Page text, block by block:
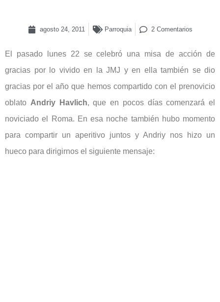
agosto 24, 2011 Parroquia 2 Comentarios
El pasado lunes 22 se celebró una misa de acción de
gracias por lo vivido en la JMJ y en ella también se dio
gracias por el año que hemos compartido con el prenovicio
oblato Andriy Havlich, que en pocos días comenzará el
noviciado el Roma. En esa noche también hubo momento
para compartir un aperitivo juntos y Andriy nos hizo un
hueco para dirigirnos el siguiente mensaje: